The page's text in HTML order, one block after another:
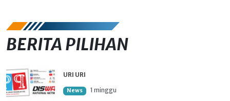
BERITA PILIHAN
URI URI
News 1 minggu